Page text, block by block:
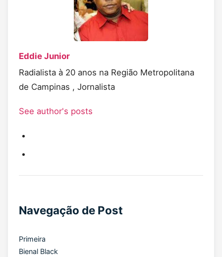
Eddie Junior
Radialista à 20 anos na Região Metropolitana
de Campinas , Jornalista
See author's posts
Navegação de Post
Primeira
Bienal Black